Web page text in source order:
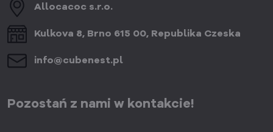
Allocacoc s​.r​.o​.
Kulkova 8, Brno 615 00, Republika Czeska
info​@cubenest​.pl
Pozostań z nami w kontakcie!